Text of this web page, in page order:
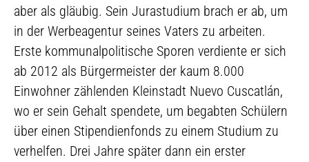
aber als gläubig. Sein Jurastudium brach er ab, um
in der Werbeagentur seines Vaters zu arbeiten.
Erste kommunalpolitische Sporen verdiente er sich
ab 2012 als Bürgermeister der kaum 8.000
Einwohner zählenden Kleinstadt Nuevo Cuscatlán,
wo er sein Gehalt spendete, um begabten Schülern
über einen Stipendienfonds zu einem Studium zu
verhelfen. Drei Jahre später dann ein erster